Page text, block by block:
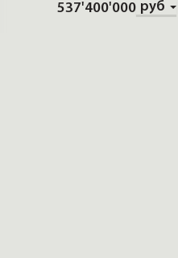
537'400'000 руб